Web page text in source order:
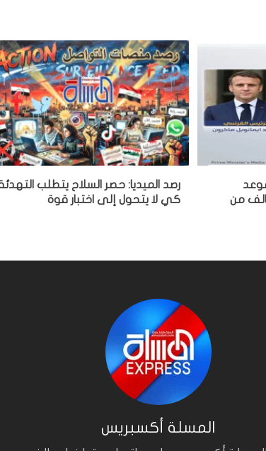
الموعد
من
رصد الميديا: حصر السلاح يتطلب
كي لا يتحول إلى اختبار قوة
المسلة أكسبريس